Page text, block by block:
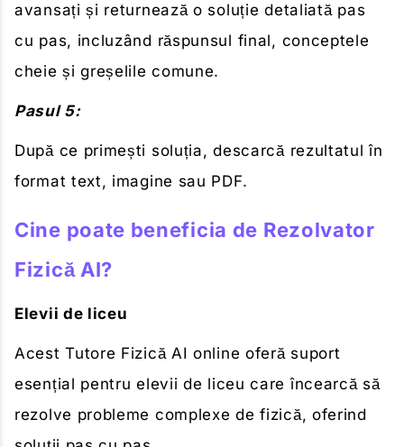
avansați și returnează o soluție detaliată pas
cu pas, incluzând răspunsul final, conceptele
cheie și greșelile comune.
Pasul 5:
După ce primești soluția, descarcă rezultatul în
format text, imagine sau PDF.
Cine poate beneficia de Rezolvator
Fizică AI?
Elevii de liceu
Acest Tutore Fizică AI online oferă suport
esențial pentru elevii de liceu care încearcă să
rezolve probleme complexe de fizică, oferind